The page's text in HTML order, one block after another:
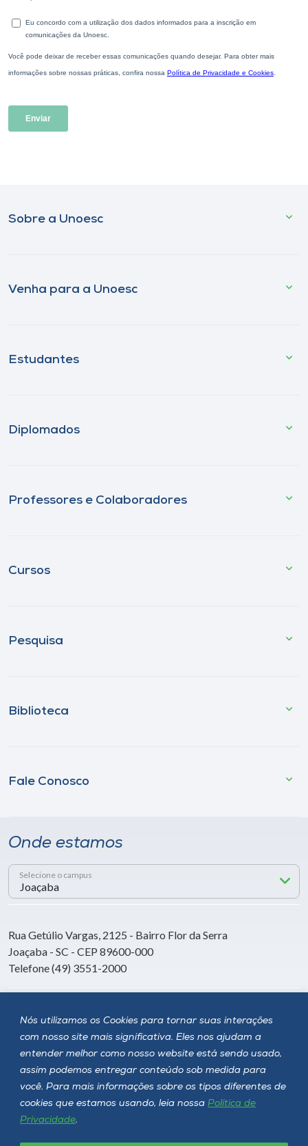
Nós utilizamos os Cookies para tornar suas interações
com nosso site mais significativa. Eles nos ajudam a
entender melhor como nosso website está sendo usado,
assim podemos entregar conteúdo sob medida para
você. Para mais informações sobre os tipos diferentes de
cookies que estamos usando, leia nossa Política de
Privacidade.
Sobre a Unoesc
Venha para a Unoesc
Estudantes
Diplomados
Professores e Colaboradores
Cursos
Pesquisa
Biblioteca
Fale Conosco
Onde estamos
Selecione o campus
Rua Getúlio Vargas, 2125 - Bairro Flor da Serra
Joaçaba - SC - CEP 89600-000
Telefone (49) 3551-2000
Siga a Unoesc